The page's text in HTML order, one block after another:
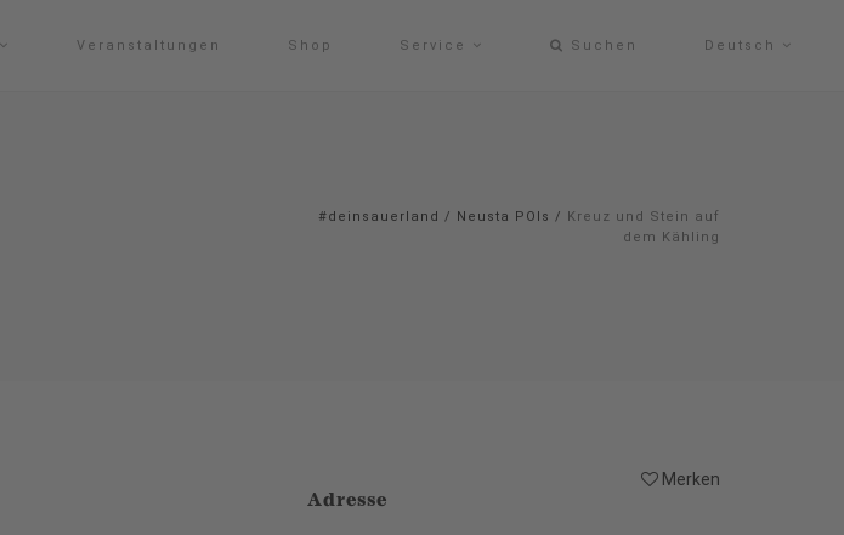
Veranstaltungen Shop Service Suchen Deutsch
#deinsauerland / Neusta POIs / Kreuz und Stein auf
dem Kähling
Merken
Adresse